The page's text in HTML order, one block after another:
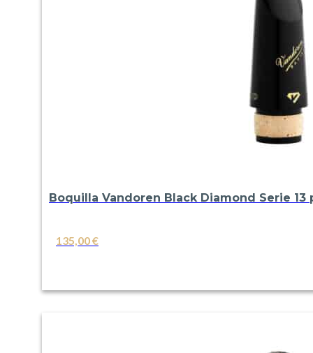
Boquilla Vandoren Black Diamond Serie 13
135,00€